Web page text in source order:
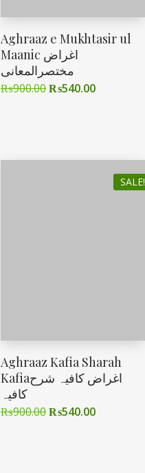
Aghraaz e Mukhtasir ul
Maanic اغراض
مختصرالمعانی
₨900.00₨540.00
SALE!
Aghraaz Kafia Sharah
Kafiaاغراض کافیہ شرح
کافیہ
₨900.00₨540.00